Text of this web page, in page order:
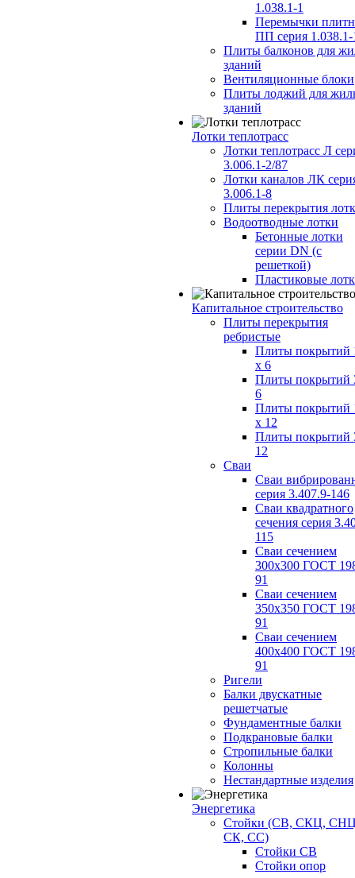
1.038.1-1
Перемычки
ПП серия 1.038.1-
Плиты балконов для
зданий
Вентиляционные блоки
Плиты лоджий для
зданий
Лотки теплотрасс
Лотки теплотрасс Л
3.006.1-2/87
Лотки каналов ЛК
3.006.1-8
Плиты перекрытия
Водоотводные лотки
Бетонные лотки
серии DN (с
решеткой)
Пластиковые
Капитальное строительство
Плиты перекрытия
ребристые
Плиты покрытий
x 6
Плиты покрытий
6
Плиты покрытий
x 12
Плиты покрытий
12
Сваи
Сваи
серия 3.407.9-146
Сваи квадратного
сечения серия
115
Сваи сечением
300х300 ГОСТ
91
Сваи сечением
350х350 ГОСТ
91
Сваи сечением
400х400 ГОСТ
91
Ригели
Балки двускатные
решетчатые
Фундаментные балки
Подкрановые балки
Стропильные балки
Колонны
Нестандартные изделия
Энергетика
Стойки (СВ, СКЦ,
СК, СС)
Стойки СВ
Стойки опор